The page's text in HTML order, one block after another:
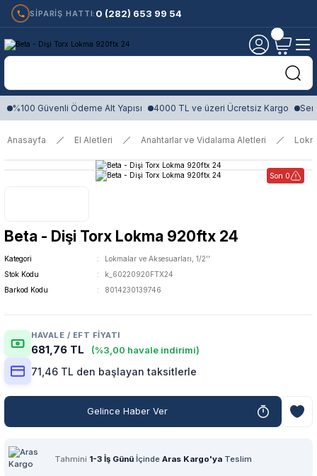
SİPARİŞ HATTI: 0 (282) 653 99 54
%100 Güvenli Ödeme Alt Yapısı 4000 TL ve üzeri Ücretsiz Kargo
Anasayfa El Aletleri Anahtarlar ve Vidalama Aletleri
Son 0
Beta - Dişi Torx Lokma 920ftx 24
Kategori
Lokmalar ve Aksesuarları, 1/2''
Stok Kodu
k_60220920FTX24
Barkod Kodu
8014230139746
HAVALE / EFT FIYATI
681,76 TL (%3,00 havale indirimi)
71,46 TL den başlayan taksitlerle
Gelince Haber Ver
Tahmini 1-3 İş Günü İçinde Aras Kargo'ya Teslim